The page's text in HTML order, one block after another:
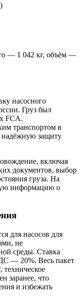
— 1 042 кг, объём —
насосного
Груз был
FCA.
транспортом в
надёжную защиту
включая
документов, выбор
груза. На
информацию о
для насосов для
не
среды. Ставка
— 20%. Весь пакет
техническое
заранее, что
и избежать